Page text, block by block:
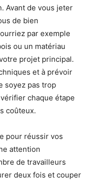
Avant de vous jeter
de bien
par exemple
ou un matériau
projet principal.
et à prévoir
soyez pas trop
chaque étape
coûteux.
pour réussir vos
attention
de travailleurs
deux fois et couper